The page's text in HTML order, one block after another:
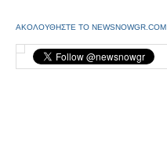
ΑΚΟΛΟΥΘΗΣΤΕ ΤΟ NEWSNOWGR.COM